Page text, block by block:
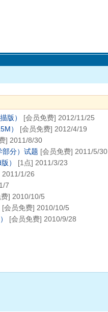
版）
[会员免费] 2012/11/25
）
[会员免费] 2012/4/19
] 2011/8/30
部分）试题 [会员免费] 2011/5/30
）
[1点] 2011/3/23
2011/1/26
7
] 2010/10/5
[会员免费] 2010/10/5
[会员免费] 2010/9/28